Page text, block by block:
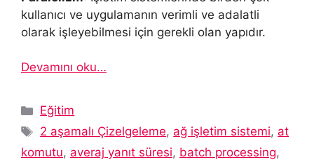
kullanıcı ve uygulamanın verimli ve adalatli
olarak işleyebilmesi için gerekli olan yapıdır.
Devamını oku…
Kategoriler
Eğitim
Etiketler
2 aşamalı Çizelgeleme, ağ işletim sistemi, at
komutu, averaj yanıt süresi, batch processing,